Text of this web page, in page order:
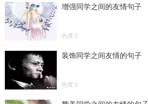
增强同学之间的友情句子
热度:0
装饰同学之间友情的句子
热度:0